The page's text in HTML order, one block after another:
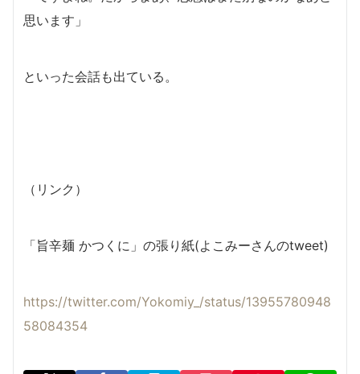
思います」
といった会話も出ている。
（リンク）
「旨辛麺 かつくに」の張り紙(よこみーさんのtweet)
https://twitter.com/Yokomiy_/status/13955780948
58084354